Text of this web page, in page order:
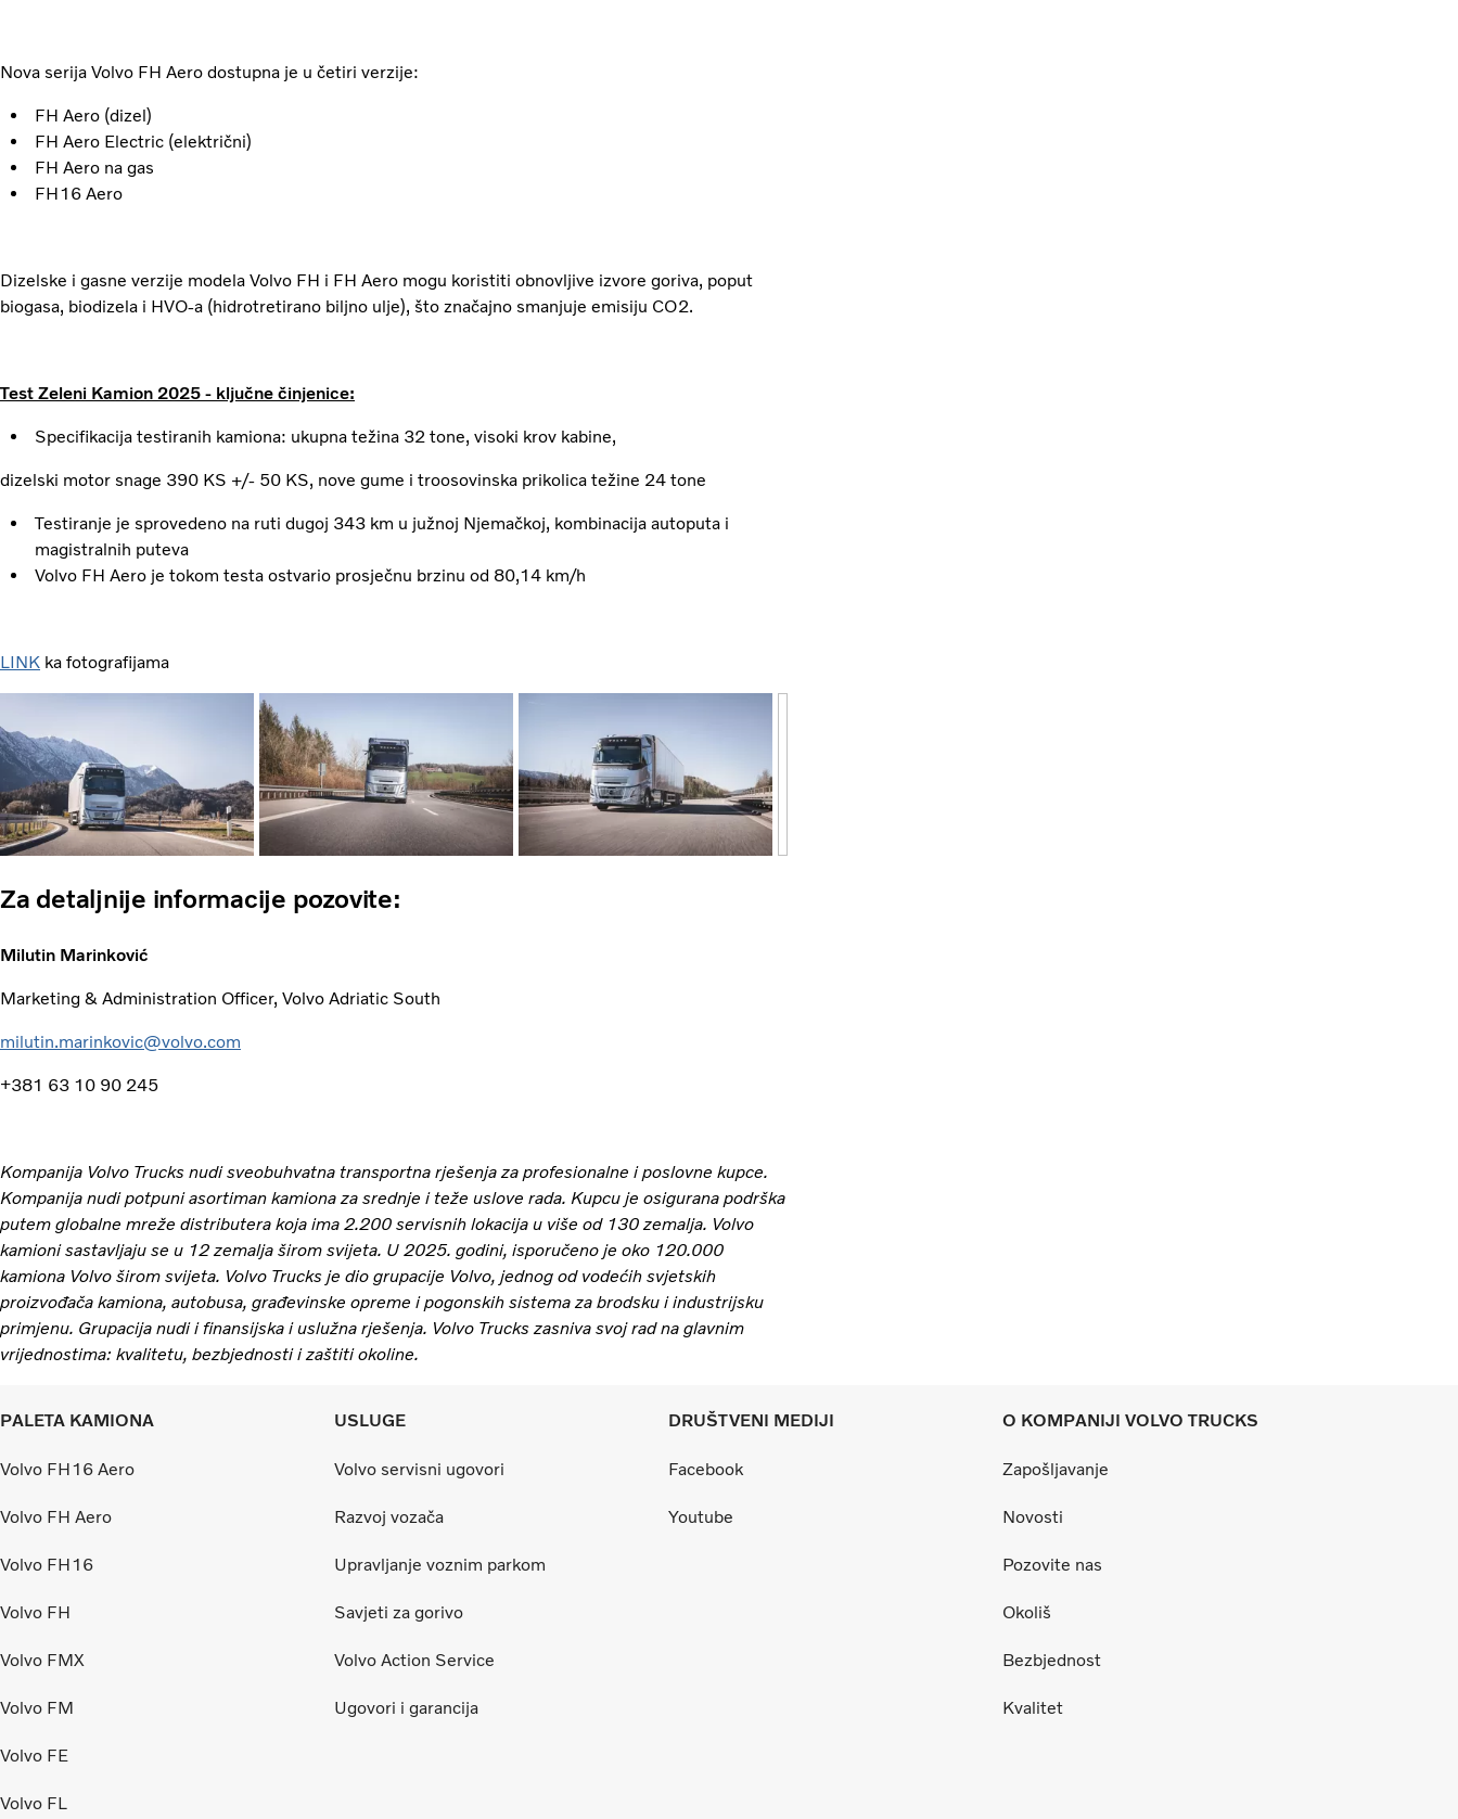
Nova serija Volvo FH Aero dostupna je u četiri verzije:
FH Aero (dizel)
FH Aero Electric (električni)
FH Aero na gas
FH16 Aero
Dizelske i gasne verzije modela Volvo FH i FH Aero mogu koristiti obnovljive izvore goriva, poput
biogasa, biodizela i HVO-a (hidrotretirano biljno ulje), što značajno smanjuje emisiju CO2.
Test Zeleni Kamion 2025 - ključne činjenice:
Specifikacija testiranih kamiona: ukupna težina 32 tone, visoki krov kabine,
dizelski motor snage 390 KS +/- 50 KS, nove gume i troosovinska prikolica težine 24 tone
Testiranje je sprovedeno na ruti dugoj 343 km u južnoj Njemačkoj, kombinacija autoputa i
magistralnih puteva
Volvo FH Aero je tokom testa ostvario prosječnu brzinu od 80,14 km/h
LINK ka fotografijama
Za detaljnije informacije pozovite:
Milutin Marinković
Marketing & Administration Officer, Volvo Adriatic South
milutin.marinkovic@volvo.com
+381 63 10 90 245
Kompanija Volvo Trucks nudi sveobuhvatna transportna rješenja za profesionalne i poslovne kupce.
Kompanija nudi potpuni asortiman kamiona za srednje i teže uslove rada. Kupcu je osigurana podrška
putem globalne mreže distributera koja ima 2.200 servisnih lokacija u više od 130 zemalja. Volvo
kamioni sastavljaju se u 12 zemalja širom svijeta. U 2025. godini, isporučeno je oko 120.000
kamiona Volvo širom svijeta. Volvo Trucks je dio grupacije Volvo, jednog od vodećih svjetskih
proizvođača kamiona, autobusa, građevinske opreme i pogonskih sistema za brodsku i industrijsku
primjenu. Grupacija nudi i finansijska i uslužna rješenja. Volvo Trucks zasniva svoj rad na glavnim
vrijednostima: kvalitetu, bezbjednosti i zaštiti okoline.
PALETA KAMIONA
Volvo FH16 Aero
Volvo FH Aero
Volvo FH16
Volvo FH
Volvo FMX
Volvo FM
Volvo FE
Volvo FL
USLUGE
Volvo servisni ugovori
Razvoj vozača
Upravljanje voznim parkom
Savjeti za gorivo
Volvo Action Service
Ugovori i garancija
DRUŠTVENI MEDIJI
Facebook
Youtube
O KOMPANIJI VOLVO TRUCKS
Zapošljavanje
Novosti
Pozovite nas
Okoliš
Bezbjednost
Kvalitet